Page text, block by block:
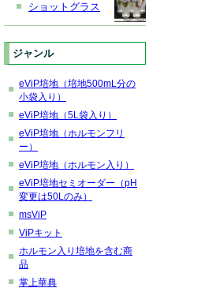
ショットグラス
ジャンル
eViP培地（培地500mL分の
小袋入り）
eViP培地（5L袋入り）
eViP培地（ホルモンフリ
ー）
eViP培地（ホルモン入り）
eViP培地セミオーダー（pH
変更は50Lのみ）
msViP
ViPキット
ホルモン入り培地を含む商
品
掌上華典